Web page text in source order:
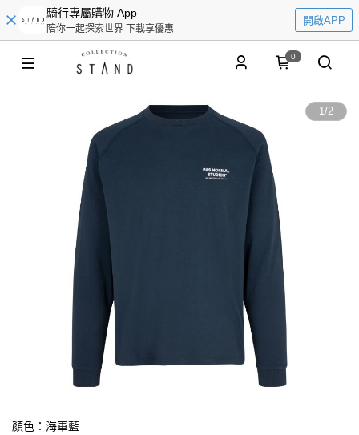
騎行專屬購物 App
陪你一起探索世界 下載享優惠
開啟APP
0
1/2
顏色：海軍藍